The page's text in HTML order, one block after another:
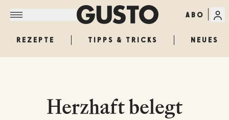
ABO
REZEPTE TIPPS & TRICKS NEUES
Herzhaft belegt